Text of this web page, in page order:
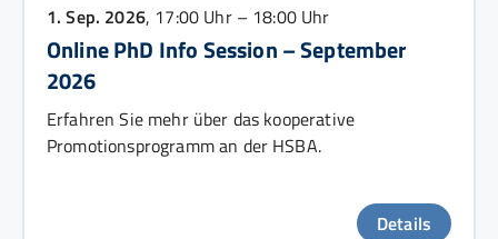
1. Sep. 2026, 17:00 Uhr – 18:00 Uhr
Online PhD Info Session – September
2026
Erfahren Sie mehr über das kooperative
Promotionsprogramm an der HSBA.
Details